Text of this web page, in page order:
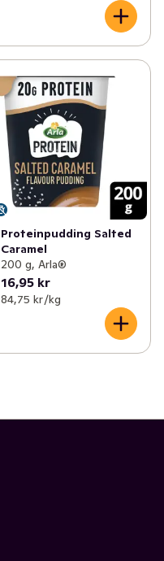
Proteinpudding Salted
Caramel
200 g, Arla®
16,95 kr
84,75 kr /kg